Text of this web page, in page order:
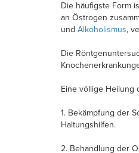
Die häufigste Form
an Östrogen
und Alkoholismus,
Die
Eine völlige Heilung
1. Bekämpfung der
Haltungshilfen.
2. Behandlung der